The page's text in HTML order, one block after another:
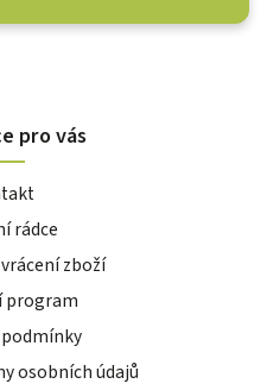
pro vás
rádce
zboží
program
osobních údajů